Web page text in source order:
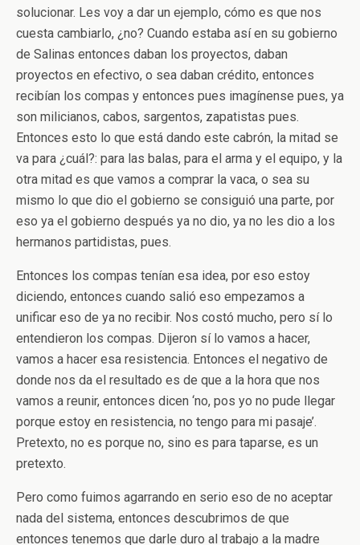
solucionar. Les voy a dar un ejemplo, cómo es que nos
cuesta cambiarlo, ¿no? Cuando estaba así en su gobierno
de Salinas entonces daban los proyectos, daban
proyectos en efectivo, o sea daban crédito, entonces
recibían los compas y entonces pues imagínense pues, ya
son milicianos, cabos, sargentos, zapatistas pues.
Entonces esto lo que está dando este cabrón, la mitad se
va para ¿cuál?: para las balas, para el arma y el equipo, y la
otra mitad es que vamos a comprar la vaca, o sea su
mismo lo que dio el gobierno se consiguió una parte, por
eso ya el gobierno después ya no dio, ya no les dio a los
hermanos partidistas, pues.
Entonces los compas tenían esa idea, por eso estoy
diciendo, entonces cuando salió eso empezamos a
unificar eso de ya no recibir. Nos costó mucho, pero sí lo
entendieron los compas. Dijeron sí lo vamos a hacer,
vamos a hacer esa resistencia. Entonces el negativo de
donde nos da el resultado es de que a la hora que nos
vamos a reunir, entonces dicen ‘no, pos yo no pude llegar
porque estoy en resistencia, no tengo para mi pasaje’.
Pretexto, no es porque no, sino es para taparse, es un
pretexto.
Pero como fuimos agarrando en serio eso de no aceptar
nada del sistema, entonces descubrimos de que
entonces tenemos que darle duro al trabajo a la madre